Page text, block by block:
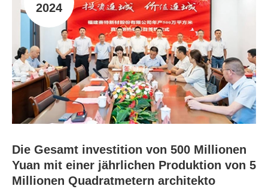
2024
Die Gesamt investition von 500 Millionen
Yuan mit einer jährlichen Produktion von 5
Millionen Quadratmetern architekto